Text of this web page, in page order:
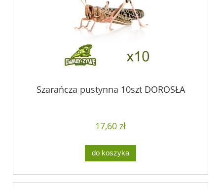
Szarańcza pustynna 10szt DOROSŁA
17,60 zł
do koszyka